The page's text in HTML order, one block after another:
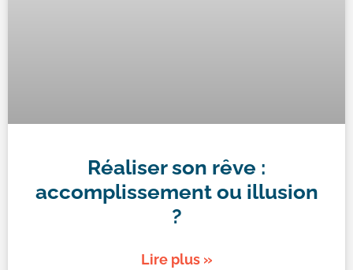
Réaliser son rêve :
accomplissement ou illusion
?
Lire plus »